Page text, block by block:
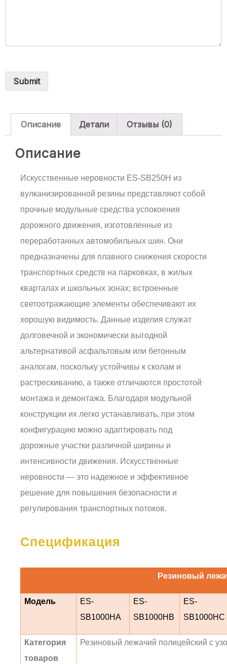
Submit
Описание Детали Отзывы (0)
Описание
Искусственные неровности ES-SB250H из
вулканизированной резины представляют собой
прочные модульные средства успокоения
дорожного движения, изготовленные из
переработанных автомобильных шин. Они
предназначены для плавного снижения скорости
транспортных средств на парковках, в жилых
кварталах и школьных зонах; встроенные
светоотражающие элементы обеспечивают их
хорошую видимость. Данные изделия служат
долговечной и экономически выгодной
альтернативой асфальтовым или бетонным
аналогам, поскольку устойчивы к сколам и
растрескиванию, а также отличаются простотой
монтажа и демонтажа. Благодаря модульной
конструкции их легко устанавливать, при этом
конфигурацию можно адаптировать под
дорожные участки различной ширины и
интенсивности движения. Искусственные
неровности — это надежное и эффективное
решение для повышения безопасности и
регулирования транспортных потоков.
Спецификация
Резиновый
Модель
ES-
SB1000HA
ES-
SB1000HB
ES-
SB1000HC
Категория
товаров
Резиновый лежачий полицейский с